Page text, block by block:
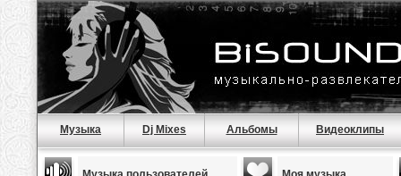
Музыка Dj Mixes Альбомы Видеоклипы